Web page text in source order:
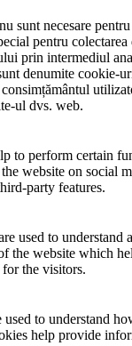
sunt necesare
pentru colectarea
prin intermediul
denumite cookie-
ul dvs. web.
to perform certain
website on social
party features.
used to understand
the website which
for the visitors.
to understand
help provide